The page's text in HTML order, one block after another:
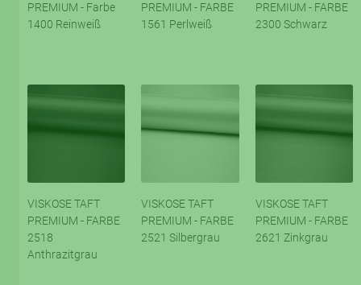
PREMIUM - Farbe
1400 Reinweiß
PREMIUM - FARBE
1561 Perlweiß
PREMIUM - FARBE
2300 Schwarz
VISKOSE TAFT
PREMIUM - FARBE
2518
Anthrazitgrau
VISKOSE TAFT
PREMIUM - FARBE
2521 Silbergrau
VISKOSE TAFT
PREMIUM - FARBE
2621 Zinkgrau